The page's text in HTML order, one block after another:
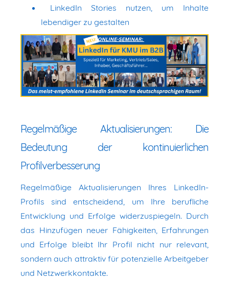
LinkedIn Stories nutzen, um Inhalte
lebendiger zu gestalten
Regelmäßige Aktualisierungen: Die
Bedeutung der kontinuierlichen
Profilverbesserung
Regelmäßige Aktualisierungen Ihres LinkedIn-
Profils sind entscheidend, um Ihre berufliche
Entwicklung und Erfolge widerzuspiegeln. Durch
das Hinzufügen neuer Fähigkeiten, Erfahrungen
und Erfolge bleibt Ihr Profil nicht nur relevant,
sondern auch attraktiv für potenzielle Arbeitgeber
und Netzwerkkontakte.